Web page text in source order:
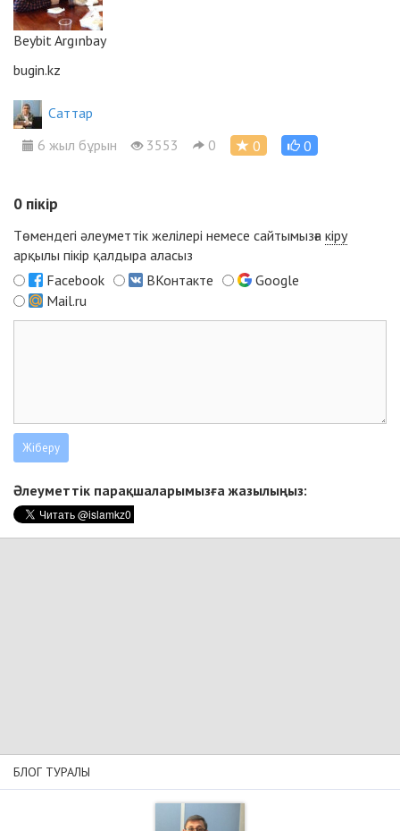
Beybit Argınbay
bugin.kz
Cаттар
6 жыл бұрын
3553 0 0 0
0 пікір
Төмендегі әлеуметтік желілері немесе сайтымызға кіру
арқылы пікір қалдыра аласыз
Facebook
ВКонтакте
Google
Mail.ru
Әлеуметтік парақшаларымызға жазылыңыз:
БЛОГ ТУРАЛЫ